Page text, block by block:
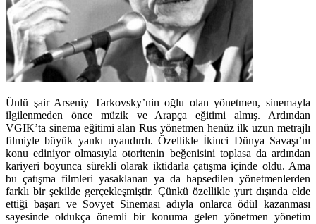
Ünlü şair Arseniy Tarkovsky’nin oğlu olan yönetmen, sinemayla
ilgilenmeden önce müzik ve Arapça eğitimi almış. Ardından
VGIK’ta sinema eğitimi alan Rus yönetmen henüz ilk uzun metrajlı
filmiyle büyük yankı uyandırdı. Özellikle İkinci Dünya Savaşı’nı
konu ediniyor olmasıyla otoritenin beğenisini toplasa da ardından
kariyeri boyunca sürekli olarak iktidarla çatışma içinde oldu. Ama
bu çatışma filmleri yasaklanan ya da hapsedilen yönetmenlerden
farklı bir şekilde gerçekleşmiştir. Çünkü özellikle yurt dışında elde
ettiği başarı ve Sovyet Sineması adıyla onlarca ödül kazanması
sayesinde oldukça önemli bir konuma gelen yönetmen yönetim